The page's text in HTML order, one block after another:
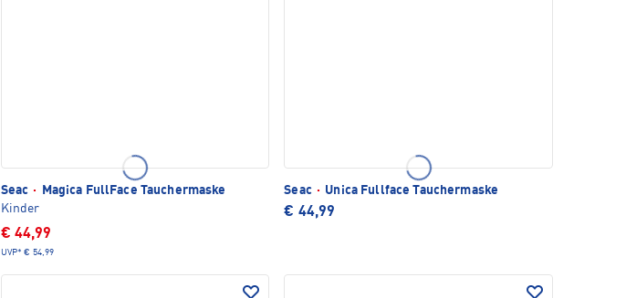
Seac ·
Magica FullFace Tauchermaske
Kinder
€ 44,99
UVP* € 54,99
Seac · Unica Fullface Tauchermaske
€ 44,99